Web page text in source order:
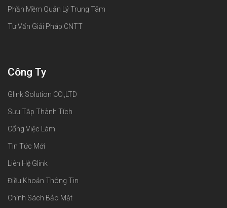
Phần Mềm Quản Lý Trung Tâm
Tư Vấn Giải Pháp CNTT
Công Ty
Glink Solution CO.,LTD
Sưu Tập Thành Tích
Cổng Việc Làm
Tin Tức Mới
Liên Hệ Glink
Điều Khoản Thông Tin
Chính Sách Bảo Mật